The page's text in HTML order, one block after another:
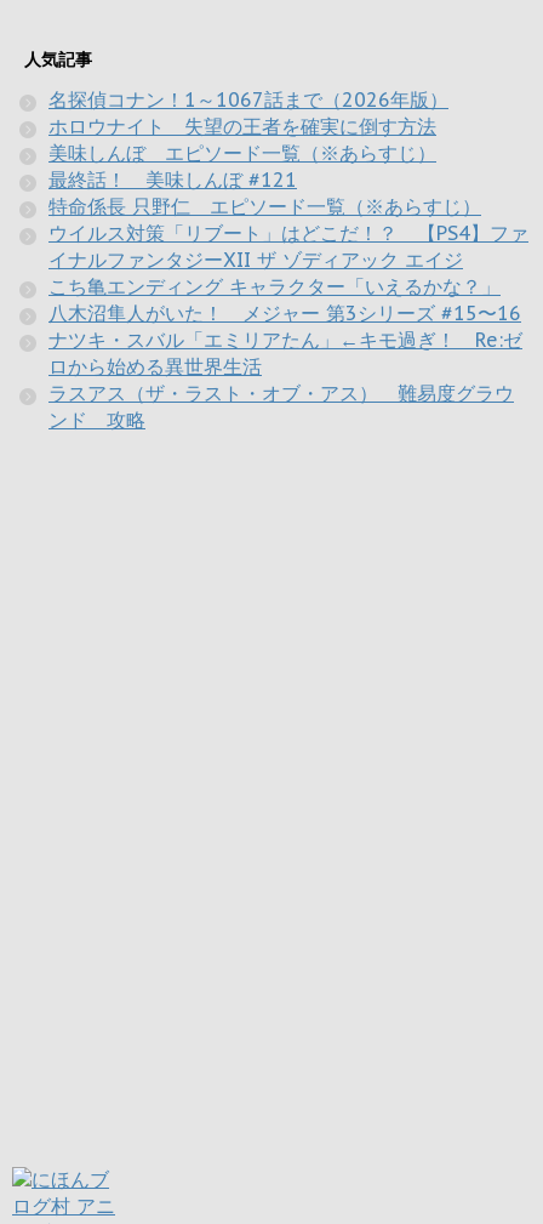
人気記事
名探偵コナン！1～1067話まで（2026年版）
ホロウナイト 失望の王者を確実に倒す方法
美味しんぼ エピソード一覧（※あらすじ）
最終話！ 美味しんぼ #121
特命係長 只野仁 エピソード一覧（※あらすじ）
ウイルス対策「リブート」はどこだ！？ 【PS4】ファ
イナルファンタジーXII ザ ゾディアック エイジ
こち亀エンディング キャラクター「いえるかな？」
八木沼隼人がいた！ メジャー 第3シリーズ #15〜16
ナツキ・スバル「エミリアたん」←キモ過ぎ！ Re:ゼ
ロから始める異世界生活
ラスアス（ザ・ラスト・オブ・アス） 難易度グラウ
ンド 攻略